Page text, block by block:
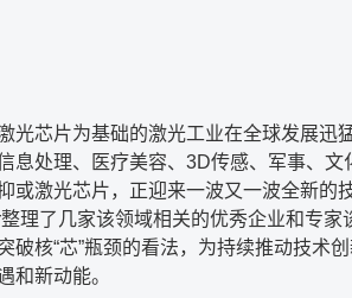
光芯片为基础的激光工业在全球发展迅
息处理、医疗美容、 3D传感、军事、文
或激光芯片，正迎来一波又一波全新的
整理了几家该领域相关的优秀企业和专家
破核“芯”瓶颈的看法，为持续推动技术
和新动能。